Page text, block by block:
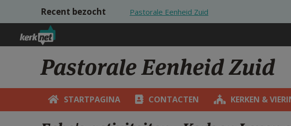
Overslaan en naar de inhoud gaan
Recent bezocht Pastorale Eenheid Zuid
Pastorale Eenheid Zuid
STARTPAGINA CONTACTEN KERKEN &